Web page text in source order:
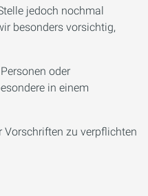
jedoch nochmal
besonders vorsichtig,
oder
in einem
Vorschriften zu verpflichten